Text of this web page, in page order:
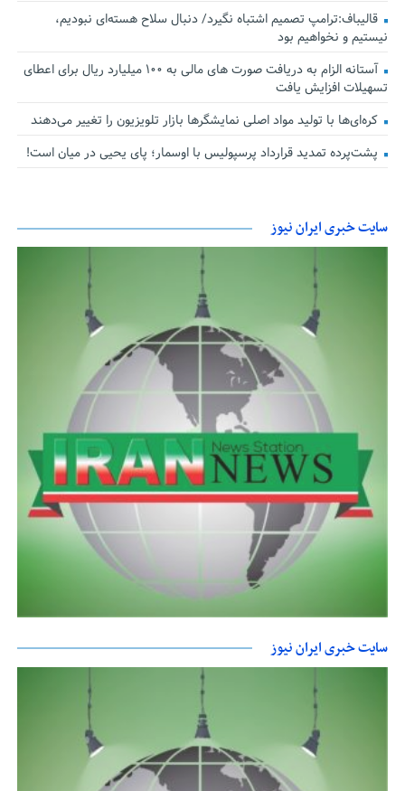
قالیباف:ترامپ تصمیم اشتباه نگیرد/ دنبال سلاح هسته‌ای نبودیم،
نیستیم و نخواهیم بود
آستانه الزام به دریافت صورت های مالی به ۱۰۰ میلیارد ریال برای اعطای
تسهیلات افزایش یافت
کره‌ای‌ها با تولید مواد اصلی نمایشگرها بازار تلویزیون را تغییر می‌دهند
پشت‌پرده تمدید قرارداد پرسپولیس با اوسمار؛ پای یحیی در میان است!
سایت خبری ایران نیوز
سایت خبری ایران نیوز